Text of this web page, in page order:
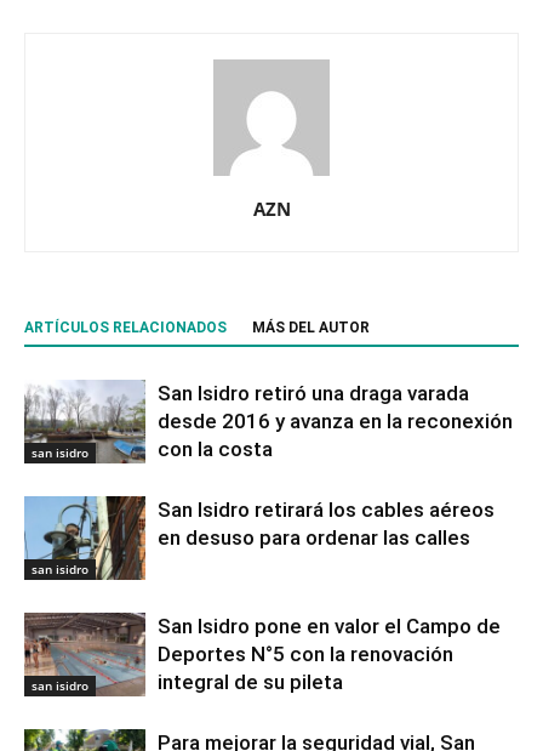
AZN
ARTÍCULOS RELACIONADOS MÁS DEL AUTOR
san isidro
San Isidro retiró una draga varada
desde 2016 y avanza en la reconexión
con la costa
san isidro
San Isidro retirará los cables aéreos
en desuso para ordenar las calles
san isidro
San Isidro pone en valor el Campo de
Deportes N°5 con la renovación
integral de su pileta
Para mejorar la seguridad vial, San